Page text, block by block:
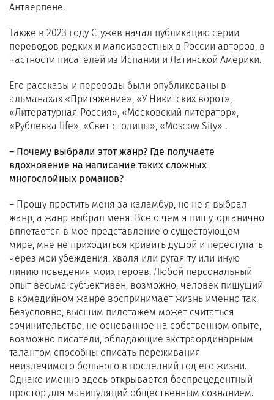
Антверпене.
Также в 2023 году Стужев начал публикацию серии
переводов редких и малоизвестных в России авторов, в
частности писателей из Испании и Латинской Америки.
Его рассказы и переводы были опубликованы в
альманахах «Притяжение», «У Никитских ворот»,
«Литературная Россия», «Московский литератор»,
«Рублевка life», «Свет столицы», «Moscow Sity» .
– Почему выбрали этот жанр? Где получаете
вдохновение на написание таких сложных
многослойных романов?
– Прошу простить меня за каламбур, но не я выбрал
жанр, а жанр выбрал меня. Все о чем я пишу, органично
вплетается в мое представление о существующем
мире, мне не приходиться кривить душой и переступать
через мои убеждения, хваля или ругая ту или иную
линию поведения моих героев. Любой персональный
опыт весьма субъективен, возможно, человек пишущий
в комедийном жанре воспринимает жизнь именно так.
Безусловно, высшим пилотажем может считаться
сочинительство, не основанное на собственном опыте,
возможно писатели, обладающие экстраординарным
талантом способны описать переживания
неизлечимого больного в последний год его жизни.
Однако именно здесь открывается беспрецедентный
простор для манипуляций общественным сознанием.